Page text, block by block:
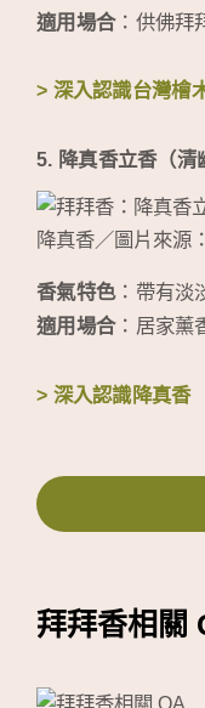
適用場合：供佛拜
> 深入認識台灣檜
5. 降真香立香（清
降真香／圖片來源：
香氣特色：帶有淡
適用場合：居家薰
> 深入認識降真香
拜拜香相關